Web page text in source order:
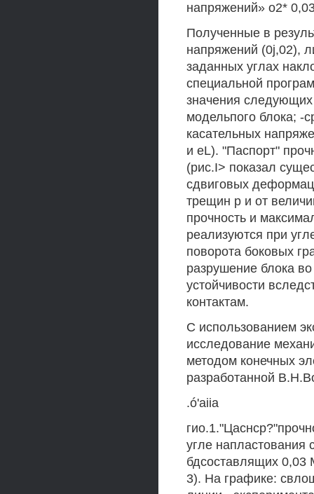
напряжений» о2*
Полученные в
напряжений (0j,02),
заданных углах
специальной
значения
модельпого блока; -
касательных
и eL). "Паспорт"
(рис.I> показал
сдвиговых
трещин р и от
прочность и
реализуются при
поворота боковых
разрушение блока
устойчивости
контактам.
С использованием
исследование
методом конечных
разработанной
.ó'aiia
угле
бдсоставлящих 0,03
3). На графике: